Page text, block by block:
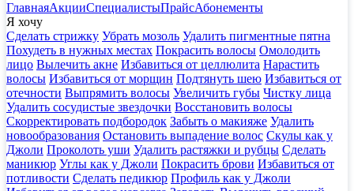
ГлавнаяАкцииСпециалистыПрайсАбонементы
Я хочу
Сделать стрижку Убрать мозоль Удалить пигментные пятна
Похудеть в нужных местах Покрасить волосы Омолодить
лицо Вылечить акне Избавиться от целлюлита Нарастить
волосы Избавиться от морщин Подтянуть шею Избавиться от
отечности Выпрямить волосы Увеличить губы Чистку лица
Удалить сосудистые звездочки Восстановить волосы
Скорректировать подбородок Забыть о макияже Удалить
новообразования Остановить выпадение волос Скулы как у
Джоли Проколоть уши Удалить растяжки и рубцы Сделать
маникюр Углы как у Джоли Покрасить брови Избавиться от
потливости Сделать педикюр Профиль как у Джоли